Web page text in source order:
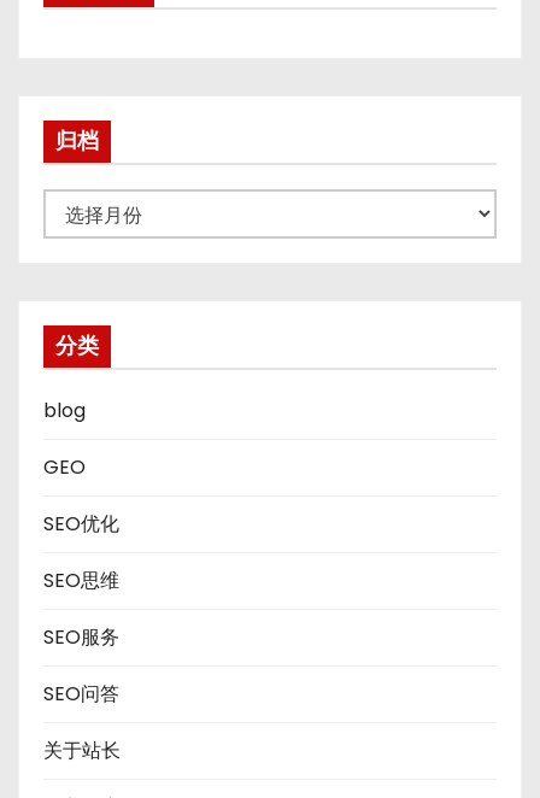
归档
档
分类
blog
GEO
SEO优化
SEO思维
SEO服务
SEO问答
关于站长